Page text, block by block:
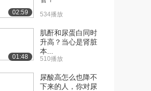
02:59 534播放
01:48
肌酐和尿蛋白同时
升高？当心是肾脏
本...
510播放
尿酸高怎么也降不
下来的人，你对尿